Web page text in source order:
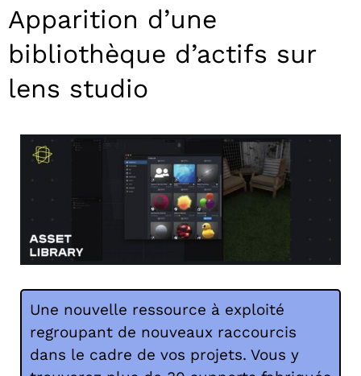
Apparition d’une
bibliothèque d’actifs sur
lens studio
Une nouvelle ressource à exploité
regroupant de nouveaux raccourcis
dans le cadre de vos projets. Vous y